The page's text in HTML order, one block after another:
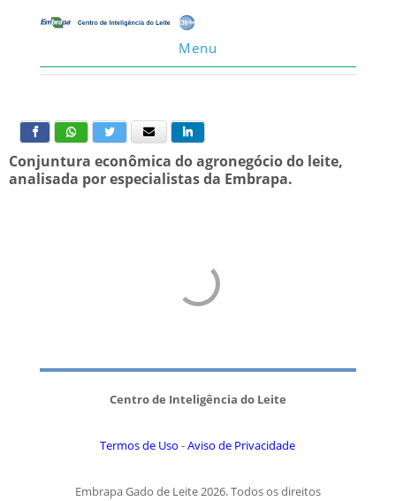
Menu
Conjuntura econômica do agronegócio do leite,
analisada por especialistas da Embrapa.
Centro de Inteligência do Leite
Termos de Uso -Aviso de Privacidade
Embrapa Gado de Leite 2026. Todos os direitos